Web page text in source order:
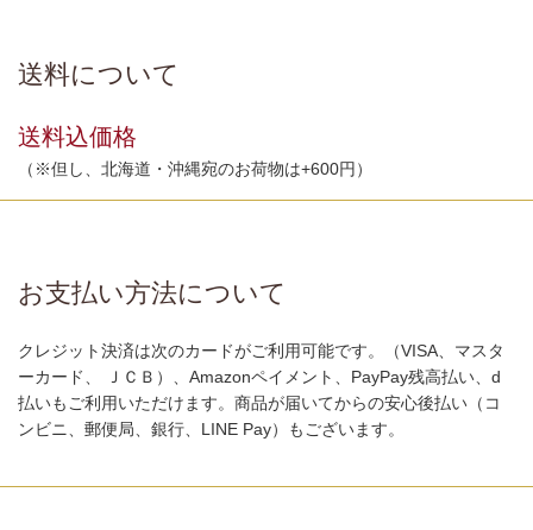
送料について
送料込価格
（※但し、北海道・沖縄宛のお荷物は+600円）
お支払い方法について
クレジット決済は次のカードがご利用可能です。（VISA、マスタ
ーカード、 ＪＣＢ）、Amazonペイメント、PayPay残高払い、d
払いもご利用いただけます。商品が届いてからの安心後払い（コ
ンビニ、郵便局、銀行、LINE Pay）もございます。